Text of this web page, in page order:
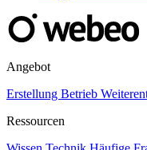
Angebot
Erstellung Betrieb
Ressourcen